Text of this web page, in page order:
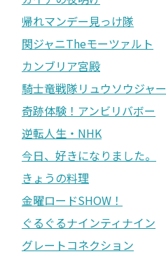
帰れマンデー見っけ隊
関ジャニTheモーツァルト
カンブリア宮殿
騎士竜戦隊リュウソウジャー
奇跡体験！アンビリバボー
逆転人生・NHK
今日、好きになりました。
きょうの料理
金曜ロードSHOW！
ぐるぐるナインティナイン
グレートコネクション